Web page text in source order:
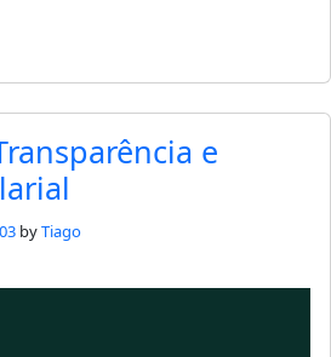
e
byTiago